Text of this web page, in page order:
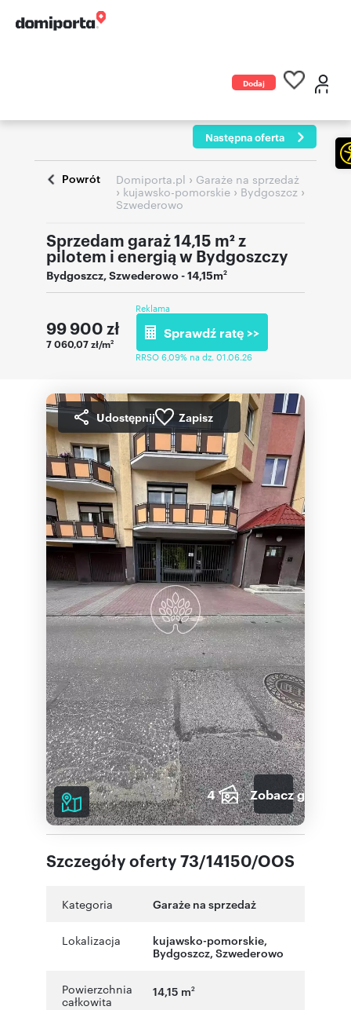
Dodaj
Następna oferta
Powrót Domiporta.pl › Garaże na sprzedaż
› kujawsko-pomorskie › Bydgoszcz ›
Szwederowo
Sprzedam garaż 14,15 m² z
pilotem i energią w Bydgoszczy
Bydgoszcz,Szwederowo- 14,15m2
99 900 zł
7 060,07 zł/m2
Reklama
Sprawdź ratę >>
RRSO 6,09% na dz. 01.06.26
Udostępnij Zapisz
4 Zobacz galerię
Szczegóły oferty 73/14150/OOS
Kategoria Garaże na sprzedaż
Lokalizacja kujawsko-pomorskie,
Bydgoszcz, Szwederowo
Powierzchnia
całkowita
14,15 m2